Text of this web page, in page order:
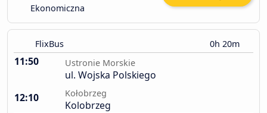
Ekonomiczna
FlixBus 0h 20m
11:50 Ustronie Morskie
ul. Wojska Polskiego
12:10
Kołobrzeg
Kolobrzeg